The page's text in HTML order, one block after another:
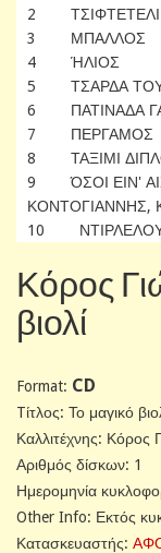
2 ΤΣΙΦΤΕΤΕΛΙ
3 ΜΠΑΛΛΟΣ
4 ΉΛΙΟΣ
5 ΤΣΑΡΔΑ ΤΟΥ
6 ΠΑΤΙΝΑΔΑ
7 ΠΕΡΓΑΜΟΣ
8 ΤΑΞΙΜΙ
9 ΌΣΟΙ ΕΙΝ'
ΚΟΝΤΟΓΙΑΝΝΗΣ,
10
Κόρος
βιολί
Format: CD
Tίτλος: Το μαγικό
Καλλιτέχνης: Κόρος
Αριθμός δίσκων: 1
Ημερομηνία
Other Info: Εκτός
Κατασκευαστής: